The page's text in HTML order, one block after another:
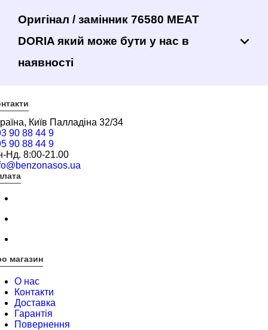
Оригінал / замінник 76580 MEAT
DORIA який може бути у нас в
наявності
Київ Палладіна 32/34
90 88 44 9
90 88 44 9
Нд. 8:00-21.00
магазин
О нас
Контакти
Доставка
Гарантія
Повернення